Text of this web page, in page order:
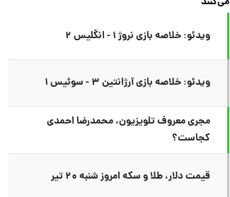
ویدئو: خلاصه بازی نروژ ۱ - انگلیس ۲
ویدئو: خلاصه بازی آرژانتین ۳ - سوئیس ۱
مجری معروف تلویزیون، محمدرضا احمدی
کجاست؟
قیمت دلار، طلا و سکه امروز شنبه ۲۰ تیر